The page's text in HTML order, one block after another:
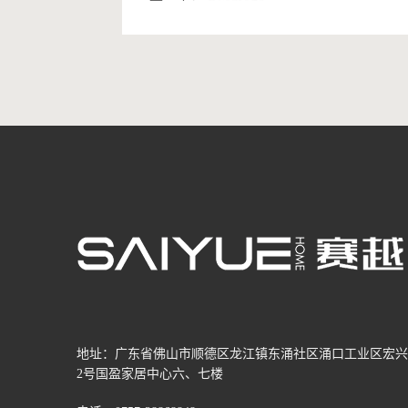
地址：广东省佛山市顺德区龙江镇东涌社区涌口工业区宏
2号国盈家居中心六、七楼